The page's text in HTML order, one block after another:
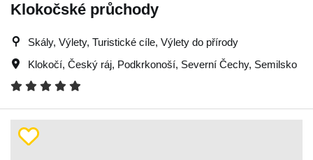
Klokočské průchody
Skály, Výlety, Turistické cíle, Výlety do přírody
Klokočí, Český ráj, Podkrkonoší, Severní Čechy, Semilsko